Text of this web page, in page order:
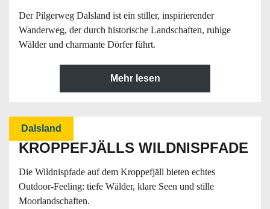
Der Pilgerweg Dalsland ist ein stiller, inspirierender
Wanderweg, der durch historische Landschaften, ruhige
Wälder und charmante Dörfer führt.
Mehr lesen
Dalsland
KROPPEFJÄLLS WILDNISPFADE
Die Wildnispfade auf dem Kroppefjäll bieten echtes
Outdoor-Feeling: tiefe Wälder, klare Seen und stille
Moorlandschaften.